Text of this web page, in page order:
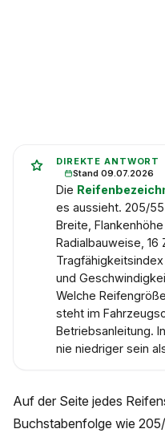
DIREKTE ANTWORT
Stand 09.07.2026
Die
es aussieht. 205/55
Breite,
Radialbauweise, 16
Tragfähigkeitsindex
und
Welche
steht im
Betriebsanleitung.
nie niedriger sein
Auf der Seite jedes
Buchstabenfolge wie